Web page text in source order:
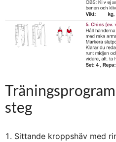
steg
Sittande kroppshäv med